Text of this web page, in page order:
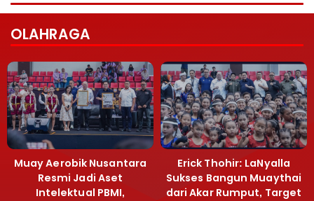
OLAHRAGA
Muay Aerobik Nusantara
Resmi Jadi Aset
Intelektual PBMI,
Erick Thohir: LaNyalla
Sukses Bangun Muaythai
dari Akar Rumput, Target